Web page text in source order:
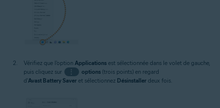
Vérifiez que l'option Applications est sélectionnée dans le volet de gauche,
puis cliquez sur
⋮ options(trois points) en regard
d'Avast Battery Saver et sélectionnez Désinstaller deux fois.